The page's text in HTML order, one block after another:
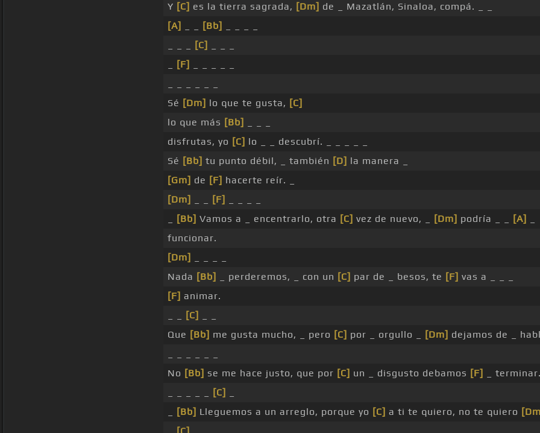
Y [C] es la tierra sagrada, [Dm] de _ Mazatlán, Sinaloa, compá. _ _
[A]
[Bb]
[C]
[F]
Sé [Dm] lo que te gusta, [C]
lo que más [Bb]
disfrutas, yo [C] lo _ _ descubrí. _ _ _ _ _
Sé [Bb] tu punto débil, _ también [D] la manera _
[Gm] de [F] hacerte reír. _
[Dm]
[F]
[Bb] Vamos a _ encentrarlo, otra [C] vez de nuevo, _ [Dm] podría _ _ [A]
funcionar.
[Dm]
Nada [Bb] _ perderemos, _ con un [C] par de _ besos, te [F] vas a _ _ _
[F] animar.
[C]
Que [Bb] me gusta mucho, _ pero [C] por _ orgullo _ [Dm] dejamos de _
No [Bb] se me hace justo, que por [C] un _ disgusto debamos [F]
_
[C]
[Bb] Lleguemos a un arreglo, porque yo [C] a ti te quiero, no te quiero